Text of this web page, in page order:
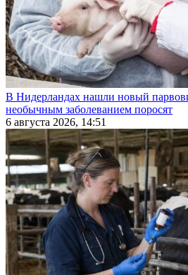
В Нидерландах нашли новый
необычным заболеванием поросят
6 августа 2026, 14:51